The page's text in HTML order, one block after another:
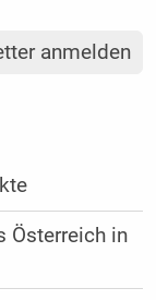
anmelden
Österreich in